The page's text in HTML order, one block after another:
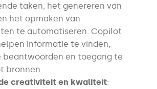
taken, het genereren van
het opmaken van
te automatiseren. Copilot
informatie te vinden,
beantwoorden en toegang te
bronnen.
creativiteit en kwaliteit: